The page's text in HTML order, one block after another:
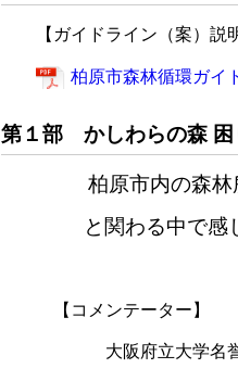
【ガイドライン（案）説
柏原市森林循環ガイ
第１部 かしわらの森 困
柏原市内の森
と関わる中で感じた
【コメンテーター】
大阪府立大学名誉教